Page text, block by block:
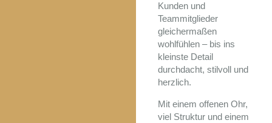
Kunden und
Teammitglieder
gleichermaßen
wohlfühlen – bis ins
kleinste Detail
durchdacht, stilvoll und
herzlich.
Mit einem offenen Ohr,
viel Struktur und einem